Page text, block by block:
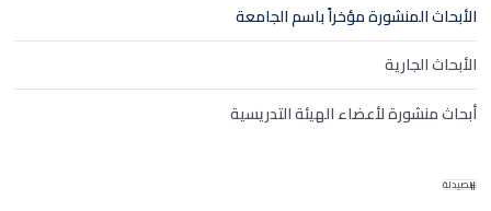
الأبحاث المنشورة مؤخراً باسم الجامعة
الأبحاث الجارية
أبحاث منشورة لأعضاء الهيئة التدريسية
الصيدلة